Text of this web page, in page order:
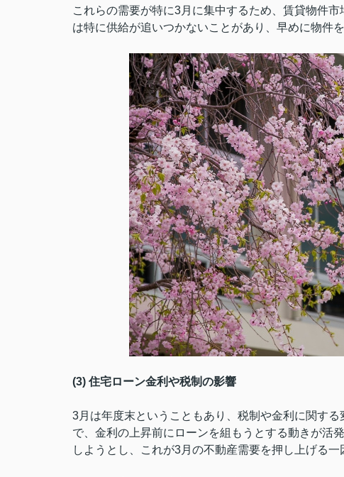
これらの需要が特に3月に集中するため、賃貸物件
は特に供給が追いつかないことがあり、早めに物件
(3) 住宅ローン金利や税制の影響
3月は年度末ということもあり、税制や金利に関す
で、金利の上昇前にローンを組もうとする動きが活
しようとし、これが3月の不動産需要を押し上げる一